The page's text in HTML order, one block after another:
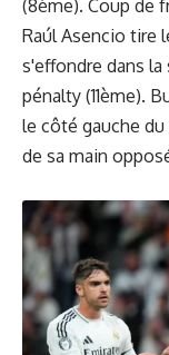
(8ème). Coup de
Raúl Asencio tire
s'effondre dans
pénalty (11ème).
le côté gauche
de sa main